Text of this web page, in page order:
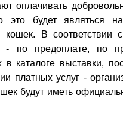
оплачивать
это будет являться
кошек. В
- по предоплате, по
каталоге выставки,
платных услуг -
будут иметь